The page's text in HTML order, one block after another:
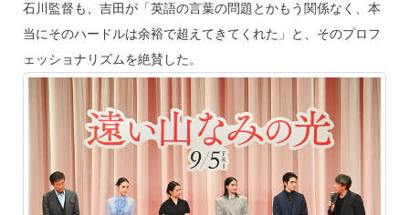
石川監督も、吉田が「英語の言葉の問題とかもう関係なく、本
当にそのハードルは余裕で超えてきてくれた」と、そのプロフ
ェッショナリズムを絶賛した。